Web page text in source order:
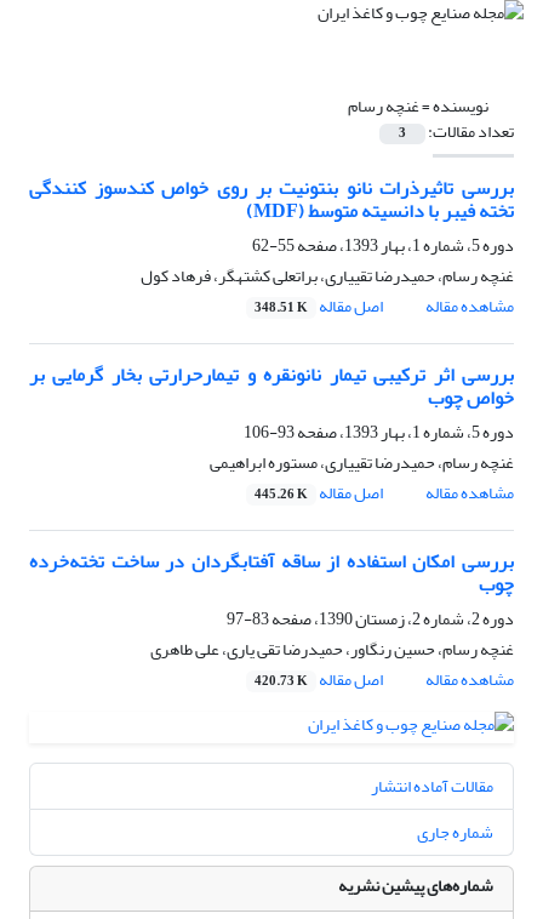
نویسنده =غنچه رسام
تعداد مقالات: 3
بررسی تاثیرذرات نانو بنتونیت بر روی خواص کندسوز کنندگی
تخته فیبر با دانسیته متوسط (MDF)
دوره 5، شماره 1، بهار 1393، صفحه
55-62
غنچه رسام، حمیدرضا تقی‎یاری، براتعلی کشته‎گر، فرهاد کول
مشاهده مقاله
اصل مقاله 348.51 K
بررسی اثر ترکیبی تیمار نانونقره و تیمارحرارتی بخار گرمایی بر
خواص چوب
دوره 5، شماره 1، بهار 1393، صفحه
93-106
غنچه رسام، حمیدرضا تقی‏یاری، مستوره ابراهیمی
مشاهده مقاله
اصل مقاله 445.26 K
بررسی امکان استفاده از ساقه آفتابگردان در ساخت تخته‌خرده
چوب
دوره 2، شماره 2، زمستان 1390، صفحه
83-97
غنچه رسام، حسین رنگاور، حمیدرضا تقی یاری، علی طاهری
مشاهده مقاله
اصل مقاله 420.73 K
مقالات آماده انتشار
شماره جاری
شماره‌های پیشین نشریه